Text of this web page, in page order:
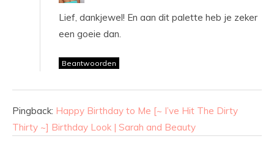
Lief, dankjewel! En aan dit palette heb je zeker
een goeie dan.
Beantwoorden
Pingback: Happy Birthday to Me [~ I’ve Hit The Dirty
Thirty ~] Birthday Look | Sarah and Beauty